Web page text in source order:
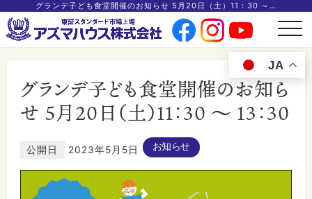
グランデ子ども食堂開催のお知らせ 5月20日（土）11：30 ～ 13：30
t
o
g
l
JA
グランデ子ども食堂開催のお知ら
せ 5月20日（土）11：30 ～ 13：30
公開日 2023年5月5日 お知らせ